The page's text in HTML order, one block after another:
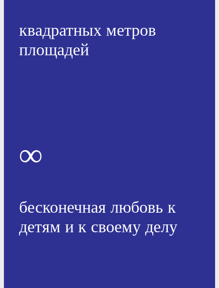
квадратных метров
площадей
∞
бесконечная любовь к
детям и к своему делу